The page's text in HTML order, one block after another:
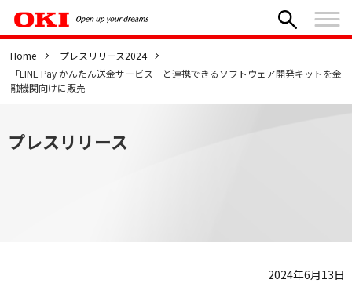
Home
プレスリリース2024
「LINE Pay かんたん送金サービス」と連携できるソフトウェア開発キットを金
融機関向けに販売
プレスリリース
2024年6月13日